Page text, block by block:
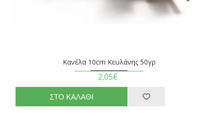
Κανέλα 10cm Κευλάνης 50γρ
2,05€